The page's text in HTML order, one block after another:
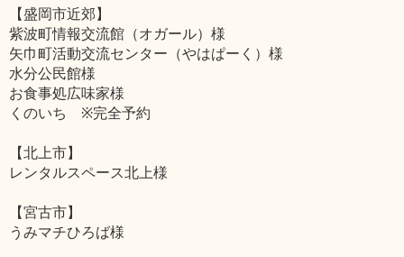
【盛岡市近郊】
紫波町情報交流館（オガール）様
矢巾町活動交流センター（やはぱーく）様
水分公民館様
お食事処広味家様
くのいち ※完全予約
【北上市】
レンタルスペース北上様
【宮古市】
うみマチひろば様